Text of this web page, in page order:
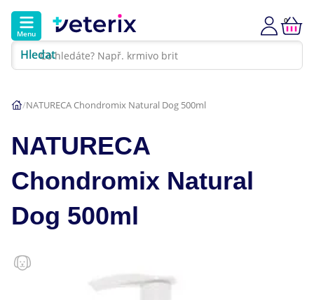
Menu
Hledat
0
Akce
Psi
Kočky
Veterinární diety
NATURECA Chondromix Natural Dog 500ml
NATURECA
Chondromix Natural
Dog 500ml